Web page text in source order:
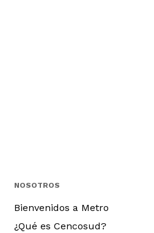
NOSOTROS
Bienvenidos a Metro
¿Qué es Cencosud?